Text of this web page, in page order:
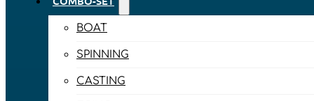
BOAT
SPINNING
CASTING